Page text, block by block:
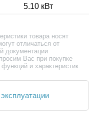
5.10 кВт
товара носят
отличаться от
документации
Вас при покупке
и характеристик.